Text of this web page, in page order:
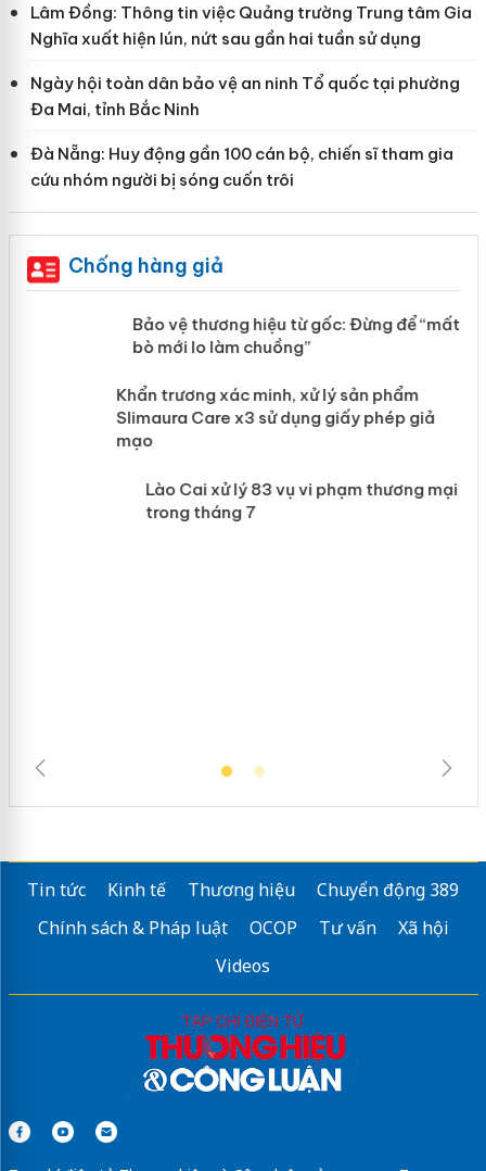
Lâm Đồng: Thông tin việc Quảng trường Trung tâm Gia
Nghĩa xuất hiện lún, nứt sau gần hai tuần sử dụng
Ngày hội toàn dân bảo vệ an ninh Tổ quốc tại phường
Đa Mai, tỉnh Bắc Ninh
Đà Nẵng: Huy động gần 100 cán bộ, chiến sĩ tham gia
cứu nhóm người bị sóng cuốn trôi
Chống hàng giả
Bảo vệ thương hiệu từ gốc: Đừng để
“mất bò mới lo làm chuồng”
Slimaura Care x3 sử dụng giấy phép
giả mạo
Tin tức Kinh tế Thương hiệu
Chuyển động 389
Chính sách & Pháp luật
OCOP Tư vấn
Xã hội
Videos